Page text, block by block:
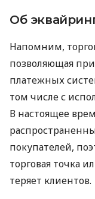
Об
Напомним,
позволяющая
платежных
том числе с
В настоящее
покупателей,
торговая точка
теряет клиентов.